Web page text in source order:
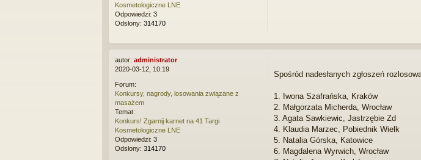
Kosmetologiczne LNE
Odpowiedzi: 3
Odsłony: 314170
autor: administrator
2020-03-12, 10:19
Forum:
Konkursy, nagrody, losowania związane z
masażem
Temat:
Konkurs! Zgarnij karnet na 41 Targi
Kosmetologiczne LNE
Odpowiedzi: 3
Odsłony: 314170
Spośród nadesłanych zgłoszeń
1. Iwona Szafrańska, Kraków
2. Małgorzata Micherda, Wrocław
3. Agata Sawkiewic, Jastrzębie Zd
4. Klaudia Marzec, Pobiednik Wielk
5. Natalia Górska, Katowice
6. Magdalena Wyrwich, Wrocław